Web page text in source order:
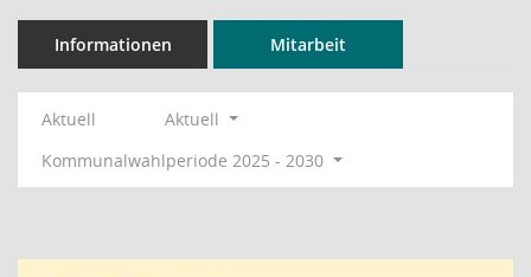
Informationen Mitarbeit
Aktuell
Aktuell
Kommunalwahlperiode 2025 - 2030